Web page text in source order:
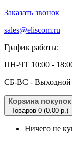
Заказать звонок
sales@eliscom.ru
График работы:
ПН-ЧТ 10:00 -
CБ-ВС - Выходной
Корзина покупок
Товаров 0 (0.00 р.)
Ничего не